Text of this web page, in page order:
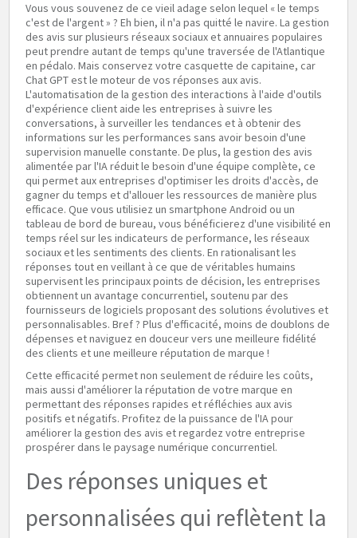
Vous vous souvenez de ce vieil adage selon lequel « le temps
c'est de l'argent » ? Eh bien, il n'a pas quitté le navire. La gestion
des avis sur plusieurs réseaux sociaux et annuaires populaires
peut prendre autant de temps qu'une traversée de l'Atlantique
en pédalo. Mais conservez votre casquette de capitaine, car
Chat GPT est le moteur de vos réponses aux avis.
L'automatisation de la gestion des interactions à l'aide d'outils
d'expérience client aide les entreprises à suivre les
conversations, à surveiller les tendances et à obtenir des
informations sur les performances sans avoir besoin d'une
supervision manuelle constante. De plus, la gestion des avis
alimentée par l'IA réduit le besoin d'une équipe complète, ce
qui permet aux entreprises d'optimiser les droits d'accès, de
gagner du temps et d'allouer les ressources de manière plus
efficace. Que vous utilisiez un smartphone Android ou un
tableau de bord de bureau, vous bénéficierez d'une visibilité en
temps réel sur les indicateurs de performance, les réseaux
sociaux et les sentiments des clients. En rationalisant les
réponses tout en veillant à ce que de véritables humains
supervisent les principaux points de décision, les entreprises
obtiennent un avantage concurrentiel, soutenu par des
fournisseurs de logiciels proposant des solutions évolutives et
personnalisables. Bref ? Plus d'efficacité, moins de doublons de
dépenses et naviguez en douceur vers une meilleure fidélité
des clients et une meilleure réputation de marque !
Cette efficacité permet non seulement de réduire les coûts,
mais aussi d'améliorer la réputation de votre marque en
permettant des réponses rapides et réfléchies aux avis
positifs et négatifs. Profitez de la puissance de l'IA pour
améliorer la gestion des avis et regardez votre entreprise
prospérer dans le paysage numérique concurrentiel.
Des réponses uniques et
personnalisées qui reflètent la